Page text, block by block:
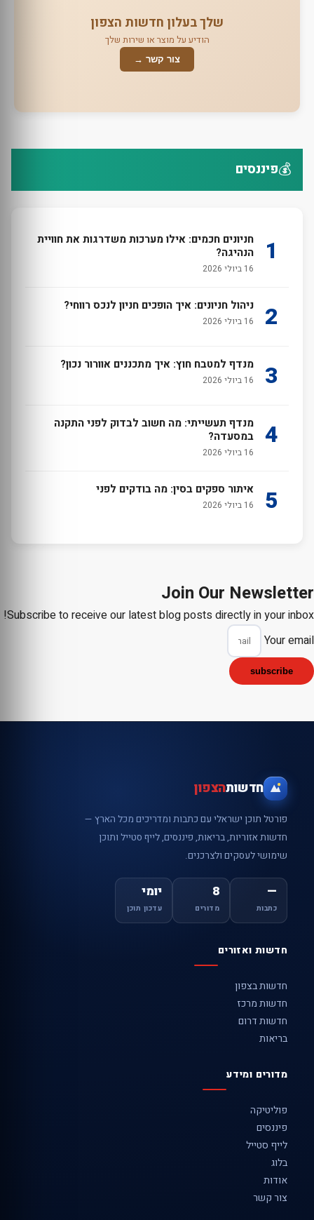
שלך בעלון חדשות הצפון
הודיע על מוצר או שירות שלך
צור קשר →
💰פיננסים
1
חניונים חכמים: אילו מערכות משדרגות את חוויית
הנהיגה?
16 ביולי 2026
2 ניהול חניונים: איך הופכים חניון לנכס רווחי?
16 ביולי 2026
3 מנדף למטבח חוץ: איך מתכננים אוורור נכון?
16 ביולי 2026
4
מנדף תעשייתי: מה חשוב לבדוק לפני התקנה
במסעדה?
16 ביולי 2026
5 איתור ספקים בסין: מה בודקים לפני
16 ביולי 2026
Join Our Newsletter
Subscribe to receive our latest blog posts directly in your inbox!
Your email
subscribe
חדשותהצפון
פורטל תוכן ישראלי עם כתבות ומדריכים מכל הארץ —
חדשות אזוריות, בריאות, פיננסים, לייף סטייל ותוכן
שימושי לעסקים ולצרכנים.
—
כתבות
8
מדורים
יומי
עדכון תוכן
חדשות ואזורים
חדשות בצפון
חדשות מרכז
חדשות דרום
בריאות
מדורים ומידע
פוליטיקה
פיננסים
לייף סטייל
בלוג
אודות
צור קשר